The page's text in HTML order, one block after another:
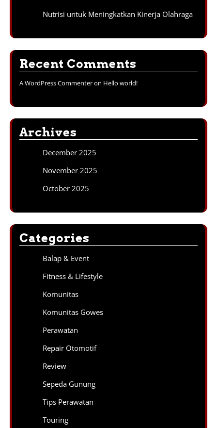
Nutrisi untuk Meningkatkan Kinerja Olahraga
Recent Comments
A WordPress Commenteron Hello world!
Archives
December 2025
November 2025
October 2025
Categories
Balap & Event
Fitness & Lifestyle
Komunitas
Komunitas Gowes
Perawatan
Repair Otomotif
Review
Sepeda Gunung
Tips Perawatan
Touring